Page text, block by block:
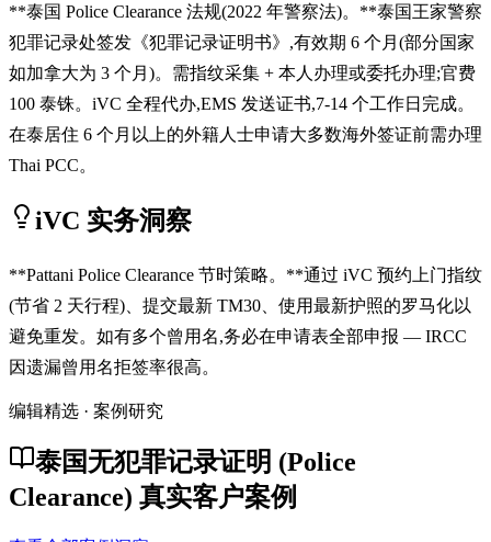
**泰国 Police Clearance 法规(2022 年警察法)。**泰国王家警察
犯罪记录处签发《犯罪记录证明书》,有效期 6 个月(部分国家
如加拿大为 3 个月)。需指纹采集 + 本人办理或委托办理;官费
100 泰铢。iVC 全程代办,EMS 发送证书,7-14 个工作日完成。
在泰居住 6 个月以上的外籍人士申请大多数海外签证前需办理
Thai PCC。
iVC 实务洞察
**Pattani Police Clearance 节时策略。**通过 iVC 预约上门指纹
(节省 2 天行程)、提交最新 TM30、使用最新护照的罗马化以
避免重发。如有多个曾用名,务必在申请表全部申报 — IRCC
因遗漏曾用名拒签率很高。
编辑精选 · 案例研究
泰国无犯罪记录证明 (Police
Clearance) 真实客户案例